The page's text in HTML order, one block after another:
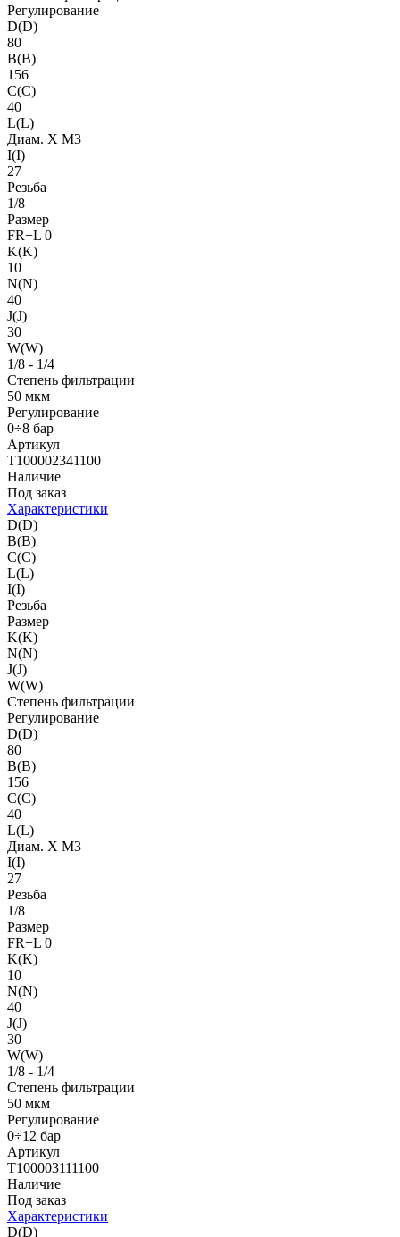
Регулирование
D(D)
80
B(B)
156
C(C)
40
L(L)
Диам. X M3
I(I)
27
Резьба
1/8
Размер
FR+L 0
K(K)
10
N(N)
40
J(J)
30
W(W)
1/8 - 1/4
Степень фильтрации
50 мкм
Регулирование
0÷8 бар
Артикул
T100002341100
Наличие
Под заказ
Характеристики
D(D)
B(B)
C(C)
L(L)
I(I)
Резьба
Размер
K(K)
N(N)
J(J)
W(W)
Степень фильтрации
Регулирование
D(D)
80
B(B)
156
C(C)
40
L(L)
Диам. X M3
I(I)
27
Резьба
1/8
Размер
FR+L 0
K(K)
10
N(N)
40
J(J)
30
W(W)
1/8 - 1/4
Степень фильтрации
50 мкм
Регулирование
0÷12 бар
Артикул
T100003111100
Наличие
Под заказ
Характеристики
D(D)